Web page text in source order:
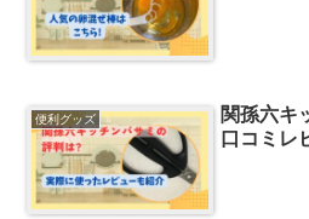
便利グッズ
関孫六キ
口コミレ